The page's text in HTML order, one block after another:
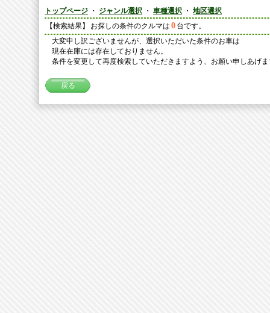
トップページ ・ ジャンル選択 ・ 車種選択 ・ 地区選択
【検索結果】
お探しの条件のクルマは 0 台です。
大変申し訳ございませんが、選択いただいた条件のお車は
現在在庫には存在しておりません。
条件を変更して再度検索していただきますよう、お願い申しあげ
戻る